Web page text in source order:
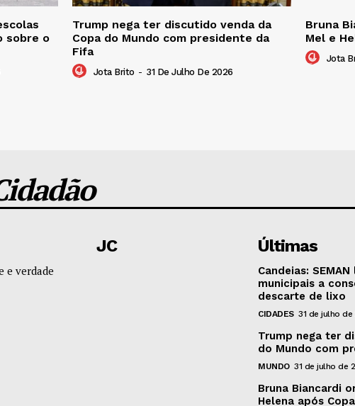
sobre o
Trump nega ter discutido venda da
Copa do Mundo com presidente da
Fifa
Jota Brito - 31 De Julho De 2026
Bruna
Mel e
Jota
e verdade
JC Últimas
Candeias:
municipais a
descarte de lixo
CIDADES 31 de julho de
Trump nega ter
do Mundo com
MUNDO 31 de julho de
Bruna Biancardi
Helena após Copa